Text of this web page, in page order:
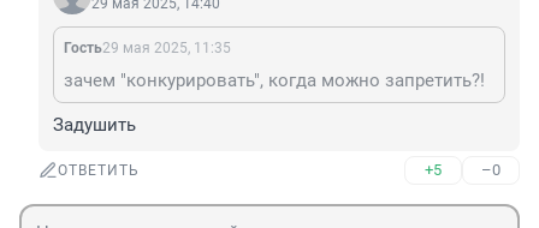
29 мая 2025, 14:40
Гость29 мая 2025, 11:35
зачем "конкурировать", когда можно запретить?!
Задушить
ОТВЕТИТЬ +5 –0